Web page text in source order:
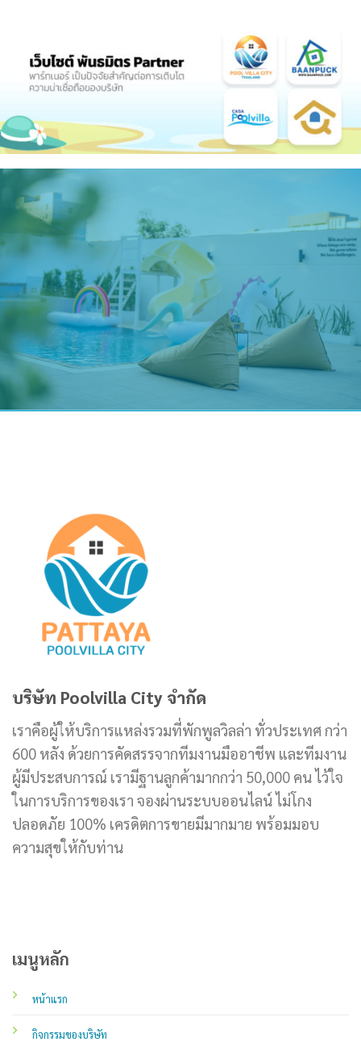
บริษัท Poolvilla City จำกัด
เราคือผู้ให้บริการแหล่งรวมที่พักพูลวิลล่า ทั่วประเทศ กว่า
600 หลัง ด้วยการคัดสรรจากทีมงานมืออาชีพ และทีมงาน
ผู้มีประสบการณ์ เรามีฐานลูกค้ามากกว่า 50,000 คน ไว้ใจ
ในการบริการของเรา จองผ่านระบบออนไลน์ ไม่โกง
ปลอดภัย 100% เครดิตการขายมีมากมาย พร้อมมอบ
ความสุขให้กับท่าน
เมนูหลัก
หน้าแรก
กิจกรรมของบริษัท